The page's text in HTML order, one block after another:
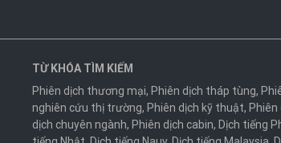
TỪ KHÓA TÌM KIẾM
Phiên dịch thương mại, Phiên dịch tháp tùng,
nghiên cứu thị trường, Phiên dịch kỹ thuật,
dịch chuyên ngành, Phiên dịch cabin, Dịch tiếng